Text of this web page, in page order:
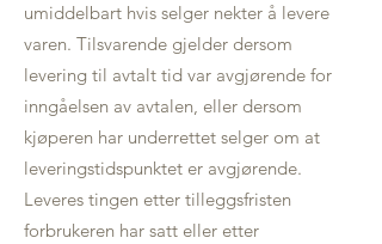
umiddelbart hvis selger nekter å levere
varen. Tilsvarende gjelder dersom
levering til avtalt tid var avgjørende for
inngåelsen av avtalen, eller dersom
kjøperen har underrettet selger om at
leveringstidspunktet er avgjørende.
Leveres tingen etter tilleggsfristen
forbrukeren har satt eller etter